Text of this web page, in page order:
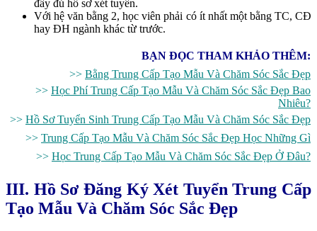
đầy đủ hồ sơ xét tuyển.
Với hệ văn bằng 2, học viên phải có ít nhất một bằng TC, CĐ
hay ĐH ngành khác từ trước.
BẠN ĐỌC THAM KHẢO THÊM:
>> Bằng Trung Cấp Tạo Mẫu Và Chăm Sóc Sắc Đẹp
>> Học Phí Trung Cấp Tạo Mẫu Và Chăm Sóc Sắc Đẹp Bao
Nhiêu?
>> Hồ Sơ Tuyển Sinh Trung Cấp Tạo Mẫu Và Chăm Sóc Sắc Đẹp
>> Trung Cấp Tạo Mẫu Và Chăm Sóc Sắc Đẹp Học Những Gì
>> Học Trung Cấp Tạo Mẫu Và Chăm Sóc Sắc Đẹp Ở Đâu?
III. Hồ Sơ Đăng Ký Xét Tuyển Trung Cấp
Tạo Mẫu Và Chăm Sóc Sắc Đẹp